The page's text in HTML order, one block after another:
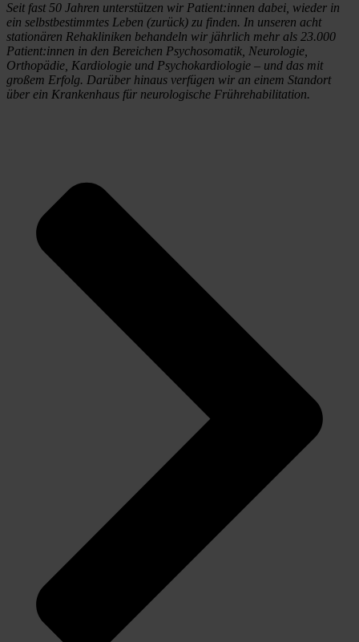
Seit fast 50 Jahren unterstützen wir Patient:innen dabei, wieder in
ein selbstbestimmtes Leben (zurück) zu finden. In unseren acht
stationären Rehakliniken behandeln wir jährlich mehr als 23.000
Patient:innen in den Bereichen Psychosomatik, Neurologie,
Orthopädie, Kardiologie und Psychokardiologie – und das mit
großem Erfolg. Darüber hinaus verfügen wir an einem Standort
über ein Krankenhaus für neurologische Frührehabilitation.